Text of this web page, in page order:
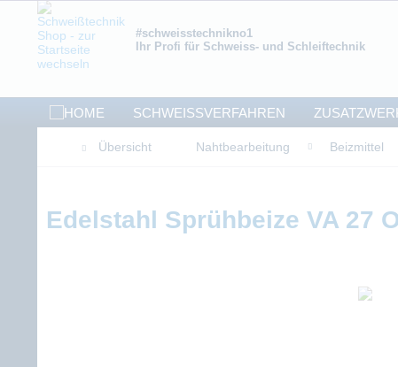
#schweisstechnikno1
Ihr Profi für Schweiss- und Schleiftechnik
SCHWEISSVERFAHREN
Übersicht Nahtbearbeitung Beizmittel
Edelstahl Sprühbeize VA 27